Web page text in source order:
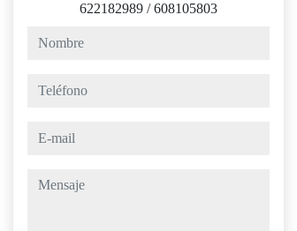
622182989 /608105803
nombre
teléfono
e-mail
mensaje